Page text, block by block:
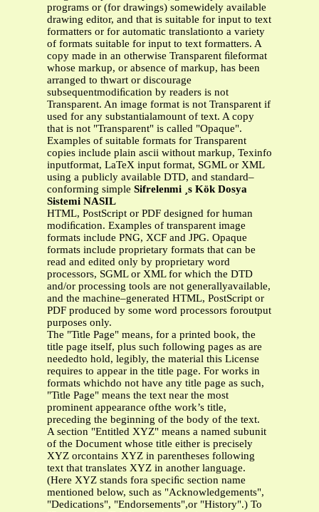
programs or (for drawings) somewidely available
drawing editor, and that is suitable for input to text
formatters or for automatic translationto a variety
of formats suitable for input to text formatters. A
copy made in an otherwise Transparent ﬁleformat
whose markup, or absence of markup, has been
arranged to thwart or discourage
subsequentmodiﬁcation by readers is not
Transparent. An image format is not Transparent if
used for any substantialamount of text. A copy
that is not "Transparent" is called "Opaque".
Examples of suitable formats for Transparent
copies include plain ascii without markup, Texinfo
inputformat, LaTeX input format, SGML or XML
using a publicly available DTD, and standard–
conforming simple Sifrelenmi ¸s Kök Dosya
Sistemi NASIL
HTML, PostScript or PDF designed for human
modiﬁcation. Examples of transparent image
formats include PNG, XCF and JPG. Opaque
formats include proprietary formats that can be
read and edited only by proprietary word
processors, SGML or XML for which the DTD
and/or processing tools are not generallyavailable,
and the machine–generated HTML, PostScript or
PDF produced by some word processors foroutput
purposes only.
The "Title Page" means, for a printed book, the
title page itself, plus such following pages as are
neededto hold, legibly, the material this License
requires to appear in the title page. For works in
formats whichdo not have any title page as such,
"Title Page" means the text near the most
prominent appearance ofthe work’s title,
preceding the beginning of the body of the text.
A section "Entitled XYZ" means a named subunit
of the Document whose title either is precisely
XYZ orcontains XYZ in parentheses following
text that translates XYZ in another language.
(Here XYZ stands fora speciﬁc section name
mentioned below, such as "Acknowledgements",
"Dedications", "Endorsements",or "History".) To